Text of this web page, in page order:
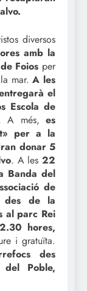
diversos
amb la
Foios per
la mar.A les
el
Escola de
A més, es
per a la
donar 5
. A les22
Banda del
de
des de la
al parc Rei
hores,
i gratuïta.
des
Poble,